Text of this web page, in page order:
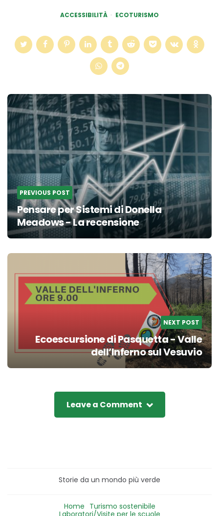
ACCESSIBILITÀ ECOTURISMO
Post
navigation
PREVIOUS POST
Pensare per Sistemi di Donella
Meadows - La recensione
NEXT POST
Ecoescursione di Pasquetta - Valle
dell’Inferno sul Vesuvio
Leave a Comment
Storie da un mondo più verde
Home Turismo sostenibile